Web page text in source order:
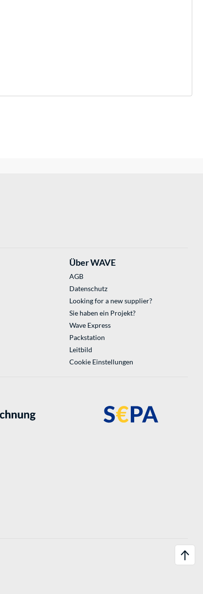
Über WAVE
AGB
Datenschutz
Looking for a new supplier?
Sie haben ein Projekt?
Wave Express
Packstation
Leitbild
Cookie Einstellungen